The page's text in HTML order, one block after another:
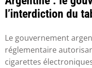
l’interdiction du
Le gouvernement
réglementaire
cigarettes